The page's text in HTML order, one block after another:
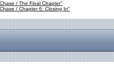
/ The Final Chapter"
/ Chapter 6: Closing In"